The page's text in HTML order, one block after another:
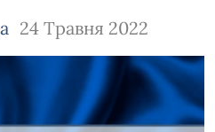
24 Травня 2022